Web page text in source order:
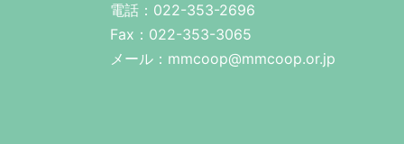
電話：022-353-2696
Fax：022-353-3065
メール：mmcoop@mmcoop.or.jp